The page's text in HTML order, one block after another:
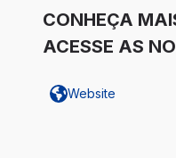
CONHEÇA
ACESSE AS
Website